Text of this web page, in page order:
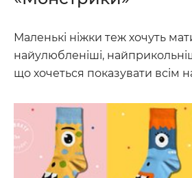
Маленькі ніжки теж хочуть
найулюбленіші,
що хочеться показувати всім